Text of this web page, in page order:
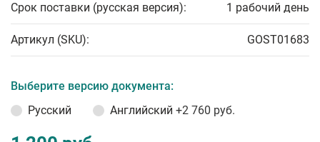
Срок поставки (русская версия): 1 рабочий день
Артикул (SKU): GOST01683
Выберите версию документа:
Русский
Английский +2 760 руб.